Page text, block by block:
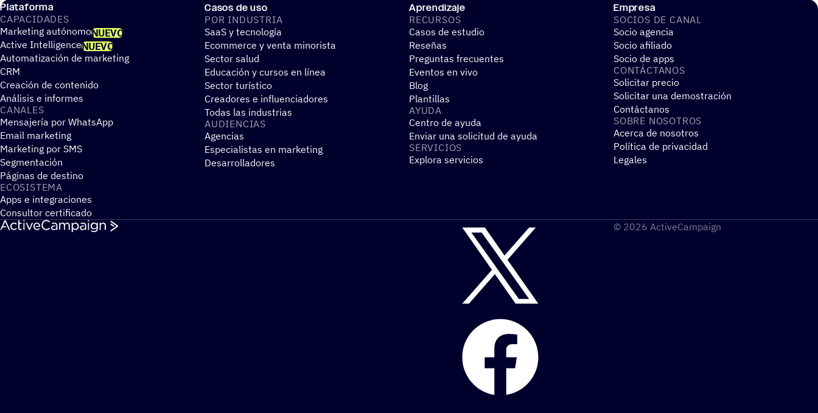
Plataforma
CAPA­CI­DA­DES
Marketing autónomoNUEVO
Active IntelligenceNUEVO
Automatización de marketing
CRM
Creación de contenido
Análisis e informes
CANALES
Mensajería por WhatsApp
Email marketing
Marketing por SMS
Segmentación
Páginas de destino
ECOSIS­TEMA
Apps e integraciones
Consultor certificado
Casos de uso
POR INDUS­TRIA
SaaS y tecnología
Ecommerce y venta minorista
Sector salud
Educación y cursos en línea
Sector turístico
Creadores e influenciadores
Todas las industrias
AUDIEN­CIAS
Agencias
Especialistas en marketing
Desarrolladores
Aprendizaje
RECUR­SOS
Casos de estudio
Reseñas
Preguntas frecuentes
Eventos en vivo
Blog
Plantillas
AYUDA
Centro de ayuda
Enviar una solicitud de ayuda
SERVI­CIOS
Explora servicios
Empresa
SOCIOS DE CANAL
Socio agencia
Socio afiliado
Socio de apps
CONTÁC­TA­NOS
Solicitar precio
Solicitar una demostración
Contáctanos
SOBRE NOSO­TROS
Acerca de nosotros
Política de privacidad
Legales
© 2026 ActiveCampaign